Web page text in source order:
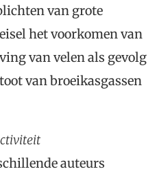
van grote
het voorkomen van
van velen als gevolg
van broeikasgassen
auteurs